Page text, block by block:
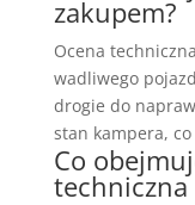
zakupem?
Ocena
wadliwego
drogie do
stan kampera,
Co
techniczna